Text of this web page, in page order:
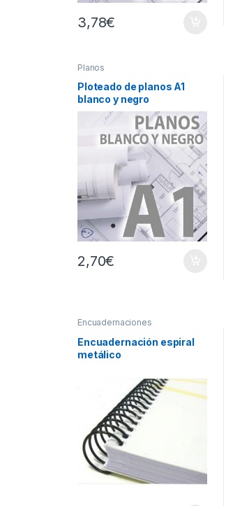
3,78€
Planos
Ploteado de planos A1
blanco y negro
2,70€
Encuadernaciones
Encuadernación espiral
metálico